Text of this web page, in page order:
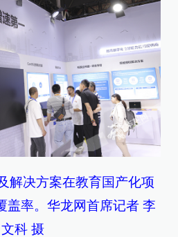
解决方案在教育国产化项
盖率。华龙网首席记者 李
文科 摄